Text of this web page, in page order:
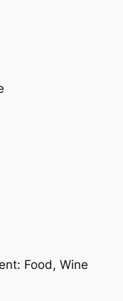
Food, Wine